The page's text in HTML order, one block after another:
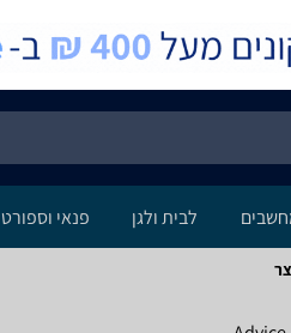
לבית ולגן פנאי וספורט